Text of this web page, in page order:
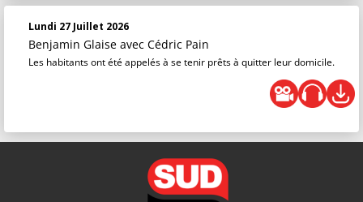
Lundi 27 Juillet 2026
Benjamin Glaise avec Cédric Pain
Les habitants ont été appelés à se tenir prêts à quitter leur domicile.